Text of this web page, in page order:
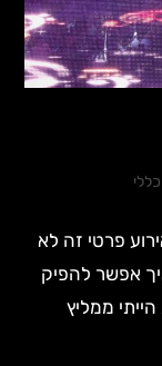
כללי
פרטי זה לא
אפשר להפיק
ממליץ